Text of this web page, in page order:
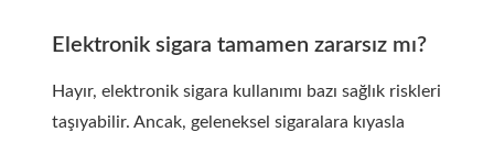
Elektronik sigara tamamen zararsız mı?
Hayır, elektronik sigara kullanımı bazı sağlık riskleri
taşıyabilir. Ancak, geleneksel sigaralara kıyasla